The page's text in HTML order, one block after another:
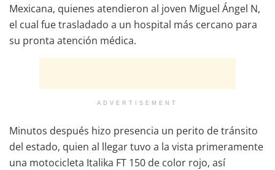
Mexicana, quienes atendieron al joven Miguel Ángel N,
el cual fue trasladado a un hospital más cercano para
su pronta atención médica.
ADVERTISEMENT
Minutos después hizo presencia un perito de tránsito
del estado, quien al llegar tuvo a la vista primeramente
una motocicleta Italika FT 150 de color rojo, así